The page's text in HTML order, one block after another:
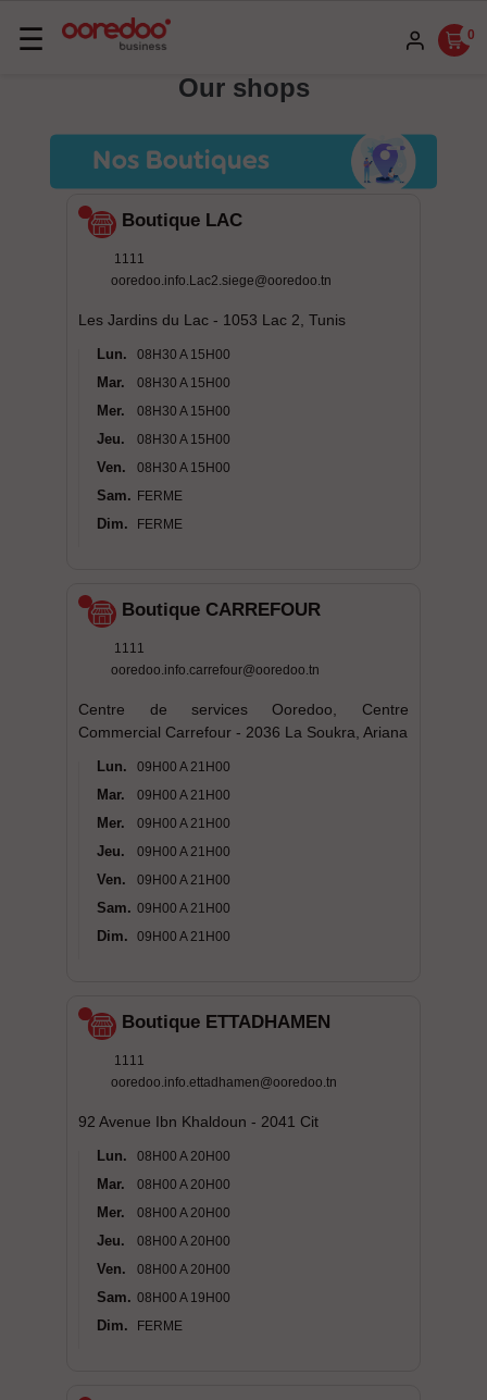
Basculer
☰ 0
Our shops
Boutique LAC
1111
ooredoo.info.Lac2.siege@ooredoo.tn
Les Jardins du Lac - 1053 Lac 2, Tunis
Lun. 08H30 A 15H00
Mar. 08H30 A 15H00
Mer. 08H30 A 15H00
Jeu. 08H30 A 15H00
Ven. 08H30 A 15H00
Sam. FERME
Dim. FERME
Boutique CARREFOUR
1111
ooredoo.info.carrefour@ooredoo.tn
Centre de services Ooredoo, Centre
Commercial Carrefour - 2036 La Soukra, Ariana
Lun. 09H00 A 21H00
Mar. 09H00 A 21H00
Mer. 09H00 A 21H00
Jeu. 09H00 A 21H00
Ven. 09H00 A 21H00
Sam. 09H00 A 21H00
Dim. 09H00 A 21H00
Boutique ETTADHAMEN
1111
ooredoo.info.ettadhamen@ooredoo.tn
92 Avenue Ibn Khaldoun - 2041 Cit
Lun. 08H00 A 20H00
Mar. 08H00 A 20H00
Mer. 08H00 A 20H00
Jeu. 08H00 A 20H00
Ven. 08H00 A 20H00
Sam. 08H00 A 19H00
Dim. FERME